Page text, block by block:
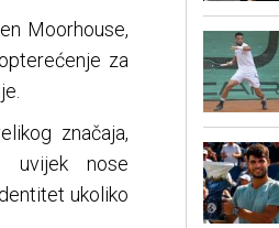
Moorhouse,
za
značaja,
uvijek nose
ukoliko